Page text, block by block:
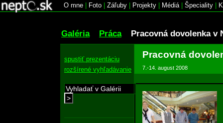
O mne Foto Záľuby Projekty Médiá| Špeciality
Galéria Práca Pracovná dovolenka v
spustiť prezentáciu
rozšírené vyhľadávanie
>
Pracovná
7.-14. august 2008